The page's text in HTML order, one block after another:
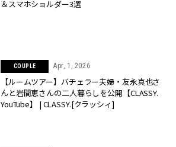
＆スマホショルダー3選
COUPLE Apr, 1, 2026
【ルームツアー】バチェラー夫婦・友永真也さ
んと岩間恵さんの二人暮らしを公開【CLASSY.
YouTube】 | CLASSY.[クラッシィ]